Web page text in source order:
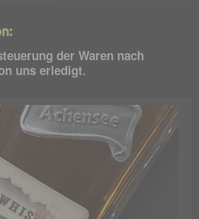
der Waren nach
uns erledigt.